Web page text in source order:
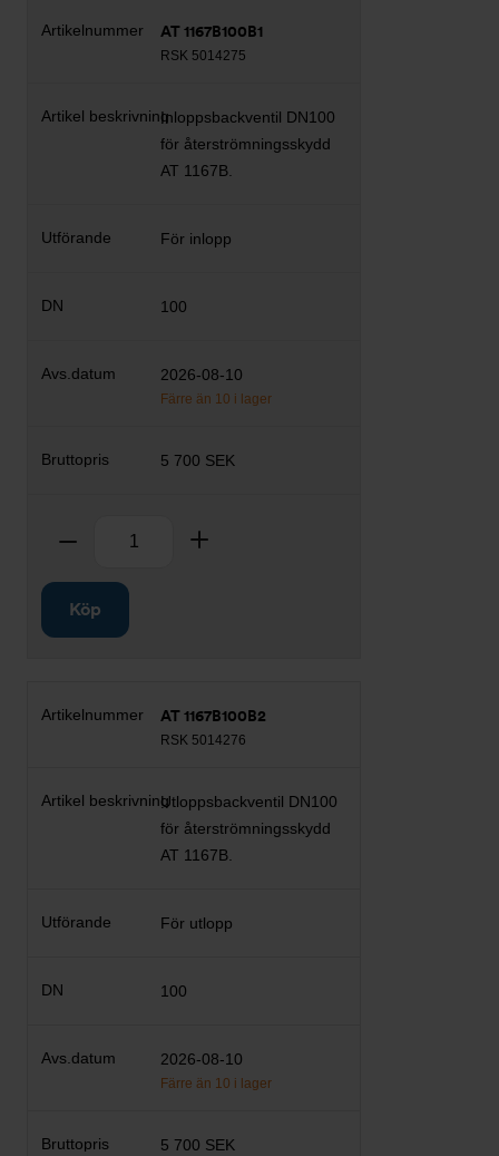
AT 1167B100B1
RSK 5014275
Inloppsbackventil DN100
för återströmningsskydd
AT 1167B.
För inlopp
100
2026-08-10
Färre än 10 i lager
5 700 SEK
Ta bort
Köp
AT 1167B100B2
RSK 5014276
Utloppsbackventil DN100
för återströmningsskydd
AT 1167B.
För utlopp
100
2026-08-10
Färre än 10 i lager
5 700 SEK